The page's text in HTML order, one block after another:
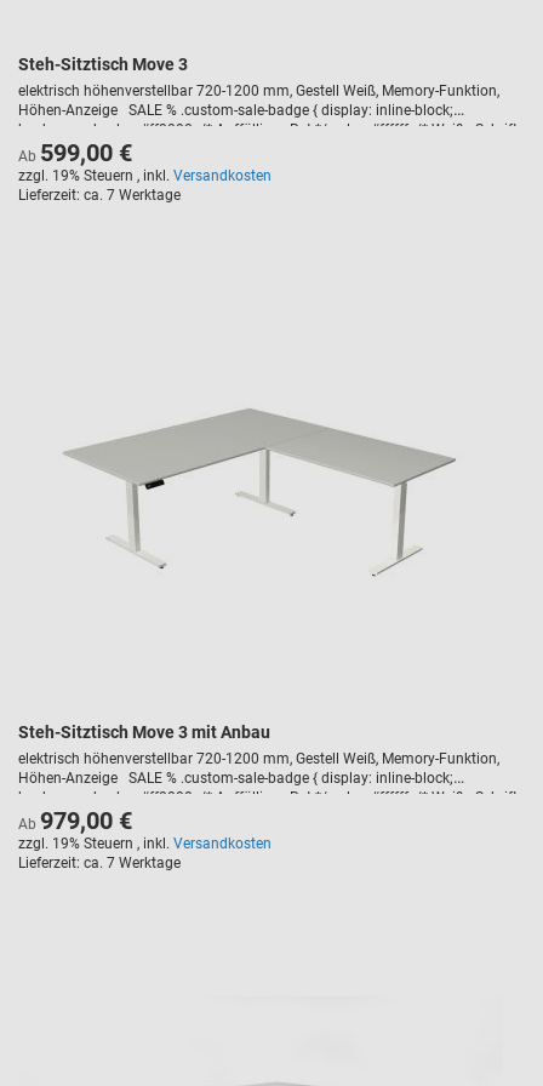
Steh-Sitztisch Move 3
elektrisch höhenverstellbar 720-1200 mm, Gestell Weiß, Memory-Funktion,
Höhen-Anzeige SALE % .custom-sale-badge { display: inline-block;
background-color: #ff0000; /* Auffälliges Rot */ color: #ffffff; /* Weiße Schrift
*/ font-weight: bold; text-transform: uppercase; padding: 5px 10px; border-
Ab 599,00 €
zzgl. 19% Steuern , inkl. Versandkosten
Lieferzeit ca. 7 Werktage
Steh-Sitztisch Move 3 mit Anbau
elektrisch höhenverstellbar 720-1200 mm, Gestell Weiß, Memory-Funktion,
Höhen-Anzeige SALE % .custom-sale-badge { display: inline-block;
background-color: #ff0000; /* Auffälliges Rot */ color: #ffffff; /* Weiße Schrift
*/ font-weight: bold; text-transform: uppercase; padding: 5px 10px; border-
Ab 979,00 €
zzgl. 19% Steuern , inkl. Versandkosten
Lieferzeit ca. 7 Werktage